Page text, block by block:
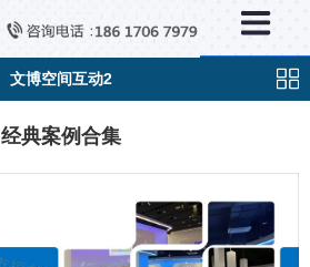
文博空间互动2
经典案例合集
新闻中心
×
公司新闻
行业新闻
问题解答
百科知识